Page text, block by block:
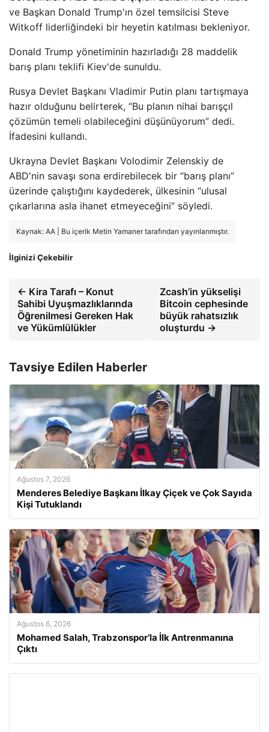
ve Başkan Donald Trump'ın özel temsilcisi Steve
Witkoff liderliğindeki bir heyetin katılması bekleniyor.
Donald Trump yönetiminin hazırladığı 28 maddelik
barış planı teklifi Kiev'de sunuldu.
Rusya Devlet Başkanı Vladimir Putin planı tartışmaya
hazır olduğunu belirterek, “Bu planın nihai barışçıl
çözümün temeli olabileceğini düşünüyorum” dedi.
İfadesini kullandı.
Ukrayna Devlet Başkanı Volodimir Zelenskiy de
ABD'nin savaşı sona erdirebilecek bir “barış planı”
üzerinde çalıştığını kaydederek, ülkesinin “ulusal
çıkarlarına asla ihanet etmeyeceğini” söyledi.
Kaynak: AA | Bu içerik Metin Yamaner tarafından yayınlanmıştır.
İlginizi Çekebilir
← Kira Tarafı – Konut
Sahibi Uyuşmazlıklarında
Öğrenilmesi Gereken Hak
ve Yükümlülükler
Zcash’in yükselişi
Bitcoin cephesinde
büyük rahatsızlık
oluşturdu →
Tavsiye Edilen Haberler
Ağustos 7, 2026
Menderes Belediye Başkanı İlkay Çiçek ve Çok Sayıda
Kişi Tutuklandı
Ağustos 6, 2026
Mohamed Salah, Trabzonspor’la İlk Antrenmanına
Çıktı